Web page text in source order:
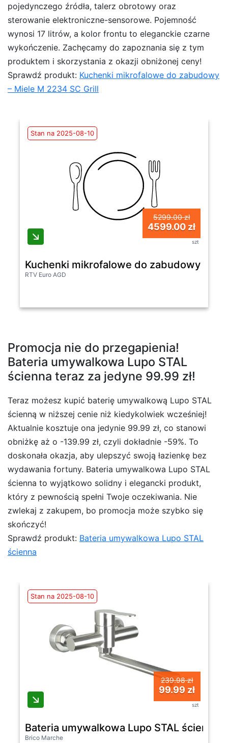
pojedynczego źródła, talerz obrotowy oraz
sterowanie elektroniczne-sensorowe. Pojemność
wynosi 17 litrów, a kolor frontu to eleganckie czarne
wykończenie. Zachęcamy do zapoznania się z tym
produktem i skorzystania z okazji obniżonej ceny!
Sprawdź produkt: Kuchenki mikrofalowe do zabudowy
– Miele M 2234 SC Grill
Stan na 2025-08-10
5299.00 zł
4599.00 zł
szt
Kuchenki mikrofalowe do zabudowy -
RTV Euro AGD
Promocja nie do przegapienia!
Bateria umywalkowa Lupo STAL
ścienna teraz za jedyne 99.99 zł!
Teraz możesz kupić baterię umywalkową Lupo STAL
ścienną w niższej cenie niż kiedykolwiek wcześniej!
Aktualnie kosztuje ona jedynie 99.99 zł, co stanowi
obniżkę aż o -139.99 zł, czyli dokładnie -59%. To
doskonała okazja, aby ulepszyć swoją łazienkę bez
wydawania fortuny. Bateria umywalkowa Lupo STAL
ścienna to wyjątkowo solidny i elegancki produkt,
który z pewnością spełni Twoje oczekiwania. Nie
zwlekaj z zakupem, bo promocja może szybko się
skończyć!
Sprawdź produkt: Bateria umywalkowa Lupo STAL
ścienna
Stan na 2025-08-10
239.98 zł
99.99 zł
szt
Bateria umywalkowa Lupo STAL ścienna
Brico Marche